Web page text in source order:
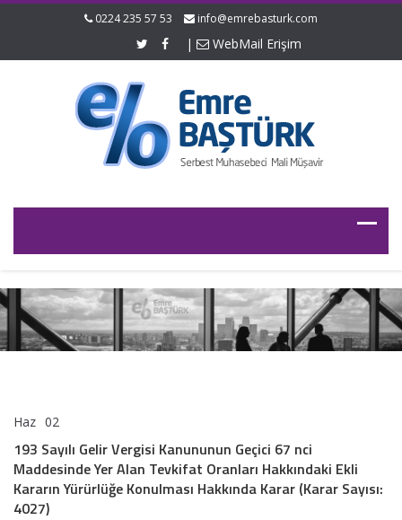
0224 235 57 53 info@emrebasturk.com
| WebMail Erişim
Haz 02
Gelir
Vergisi
Kanununun
Geçici
193 Sayılı Gelir Vergisi Kanununun Geçici 67 nci
Maddesinde Yer Alan Tevkifat Oranları Hakkındaki Ekli
Kararın Yürürlüğe Konulması Hakkında Karar (Karar Sayısı:
4027)